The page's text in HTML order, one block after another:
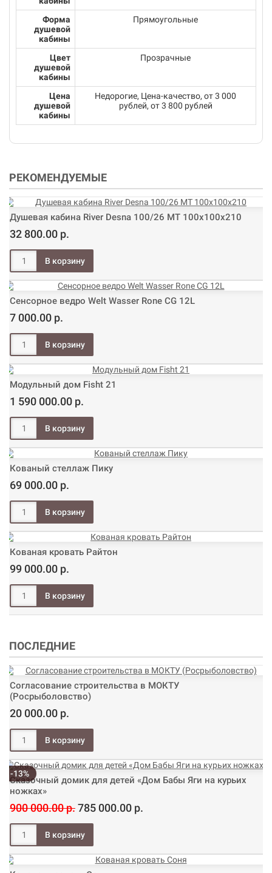
Форма
душевой
кабины
Прямоугольные
Цвет
душевой
кабины
Прозрачные
Цена
душевой
кабины
Недорогие, Цена-качество, от 3 000
рублей, от 3 800 рублей
РЕКОМЕНДУЕМЫЕ
Душевая кабина River Desna 100/26 МТ 100х100х210
32 800.00 р.
Сенсорное ведро Welt Wasser Rone CG 12L
7 000.00 р.
Модульный дом Fisht 21
1 590 000.00 р.
Кованый стеллаж Пику
69 000.00 р.
Кованая кровать Райтон
99 000.00 р.
ПОСЛЕДНИЕ
Согласование строительства в МОКТУ
(Росрыболовство)
20 000.00 р.
-13%
Сказочный домик для детей «Дом Бабы Яги на курьих
ножках»
900 000.00 р.785 000.00 р.